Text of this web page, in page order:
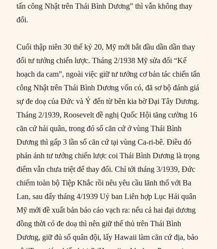
tấn công Nhật trên Thái Bình Dương” thì vẫn không thay
đổi.
Cuối thập niên 30 thế kỷ 20, Mỹ mới bắt đầu dần dần thay
đổi tư tưởng chiến lược. Tháng 2/1938 Mỹ sửa đổi “Kế
hoạch da cam”, ngoài việc giữ tư tưởng cơ bản tác chiến tấn
công Nhật trên Thái Bình Dương vốn có, đã sơ bộ đánh giá
sự đe doạ của Đức và Ý đến từ bên kia bờ Đại Tây Dương.
Tháng 2/1939, Roosevelt đề nghị Quốc Hội tăng cường 16
căn cứ hải quân, trong đó số căn cứ ở vùng Thái Bình
Dương thì gấp 3 lần số căn cứ tại vùng Ca-ri-bê. Điều đó
phản ánh tư tưởng chiến lược coi Thái Bình Dương là trọng
điểm vẫn chưa triệt để thay đổi. Chỉ tới tháng 3/1939, Đức
chiếm toàn bộ Tiệp Khắc rồi nêu yêu cầu lãnh thổ với Ba
Lan, sau đấy tháng 4/1939 Uỷ ban Liên hợp Lục Hải quân
Mỹ mới đề xuất bản báo cáo vạch ra: nếu cả hai đại dương
đồng thời có đe doạ thì nên giữ thế thủ trên Thái Bình
Dương, giữ đủ số quân đội, lấy Hawaii làm căn cứ địa, bảo